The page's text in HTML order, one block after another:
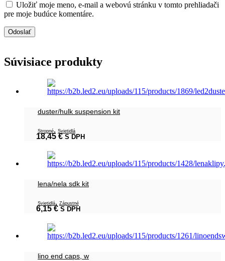
Uložiť moje meno, e-mail a webovú stránku v tomto prehliadači
pre moje budúce komentáre.
Súvisiace produkty
duster/hulk suspension kit
Stropné, Svietidlá
18,45€ S DPH
lena/nela sdk kit
Svietidlá, Zápustné
6,15€ S DPH
lino end caps, w